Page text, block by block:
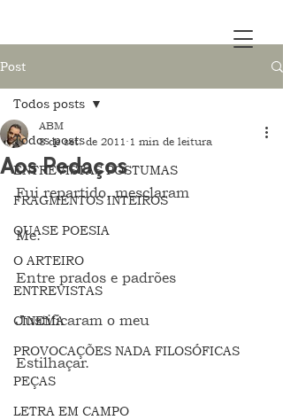
Post
Todos posts
ENTREVISTAS PÓSTUMAS
FRAGMENTOS INTEIROS
QUASE POESIA
O ARTEIRO
ENTREVISTAS
CINEMA
PROVOCAÇÕES NADA FILOSÓFICAS
PEÇAS
LETRA EM CAMPO
Todos posts
Aos Pedaços
ABM
8 de set. de 2011 1 min de leitura
Fui repartido, mesclaram
Me.
Entre prados e padrões
Justificaram o meu
Estilhaçar.